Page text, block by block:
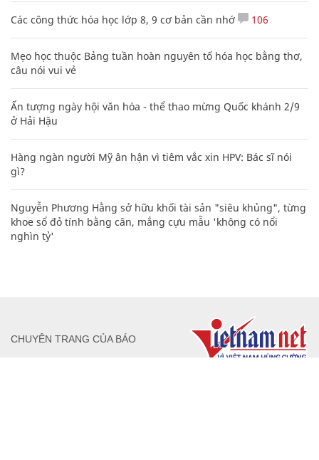
Các công thức hóa học lớp 8, 9 cơ bản cần nhớ 106
Mẹo học thuộc Bảng tuần hoàn nguyên tố hóa học bằng thơ,
câu nói vui vẻ
Ấn tượng ngày hội văn hóa - thể thao mừng Quốc khánh 2/9
ở Hải Hậu
Hàng ngàn người Mỹ ân hận vì tiêm vắc xin HPV: Bác sĩ nói
gì?
Nguyễn Phương Hằng sở hữu khối tài sản "siêu khủng", từng
khoe sổ đỏ tính bằng cân, mắng cựu mẫu 'không có nổi
nghìn tỷ'
CHUYÊN TRANG CỦA BÁO